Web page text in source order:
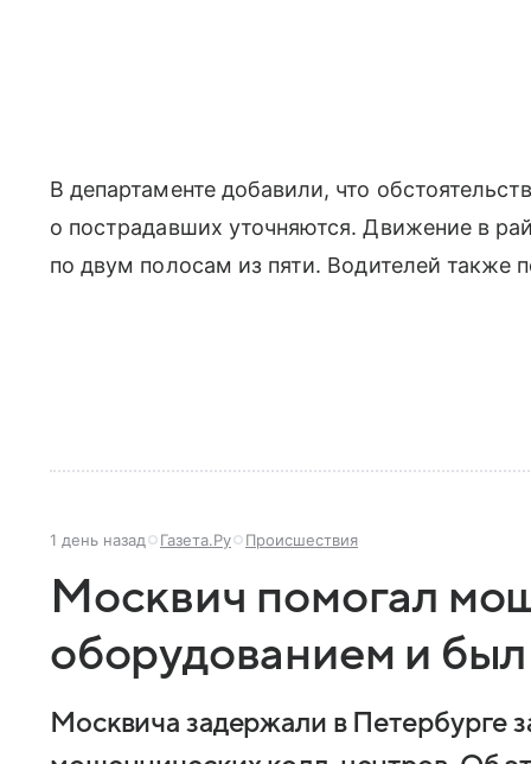
В департаменте добавили, что
о пострадавших уточняются. Движение в
по двум полосам из пяти. Водителей также
1 день назад Газета.Ру Происшествия
Москвич помогал
оборудованием и
Москвича задержали в Петербурге